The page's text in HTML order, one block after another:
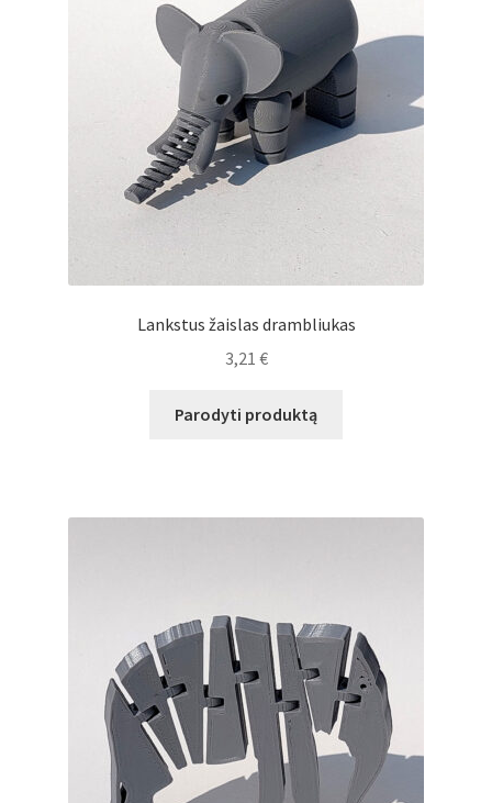
Lankstus žaislas drambliukas
3,21 €
Parodyti produktą